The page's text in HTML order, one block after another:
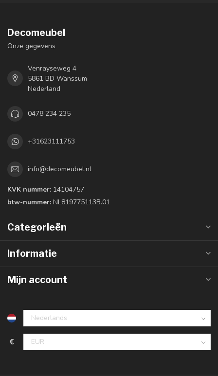
Decomeubel
Onze gegevens
Venrayseweg 4
5861 BD Wanssum
Nederland
0478 234 235
+31623111753
info@decomeubel.nl
KVK nummer: 14104757
btw-nummer: NL819775113B.01
Categorieën
Informatie
Mijn account
€